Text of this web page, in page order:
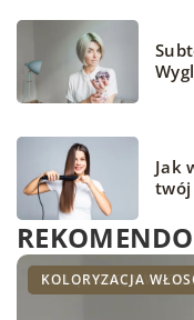
Jak
twój
PIELĘGNACJA
LOKÓWKI
KOLORYZACJA